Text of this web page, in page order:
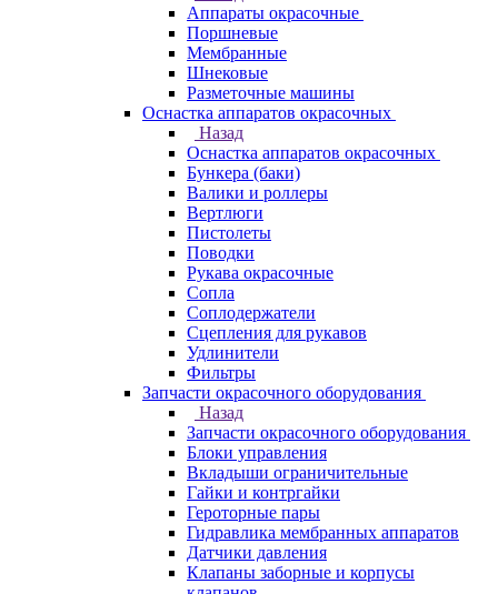
Аппараты окрасочные
Поршневые
Мембранные
Шнековые
Разметочные машины
Оснастка аппаратов окрасочных
Назад
Оснастка аппаратов окрасочных
Бункера (баки)
Валики и роллеры
Вертлюги
Пистолеты
Поводки
Рукава окрасочные
Сопла
Соплодержатели
Сцепления для рукавов
Удлинители
Фильтры
Запчасти окрасочного оборудования
Назад
Запчасти окрасочного оборудования
Блоки управления
Вкладыши ограничительные
Гайки и контргайки
Героторные пары
Гидравлика мембранных аппаратов
Датчики давления
Клапаны заборные и корпусы